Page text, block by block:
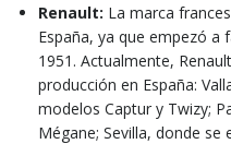
Renault: La marca
España, ya que empezó a
1951. Actualmente,
producción en España:
modelos Captur y Twizy;
Mégane; Sevilla, donde se